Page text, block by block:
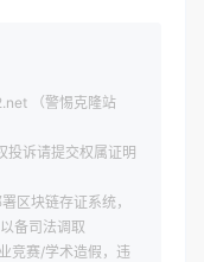
（警惕克隆站
投诉请提交权属证明
区块链存证系统，
备司法调取
竞赛/学术造假，违